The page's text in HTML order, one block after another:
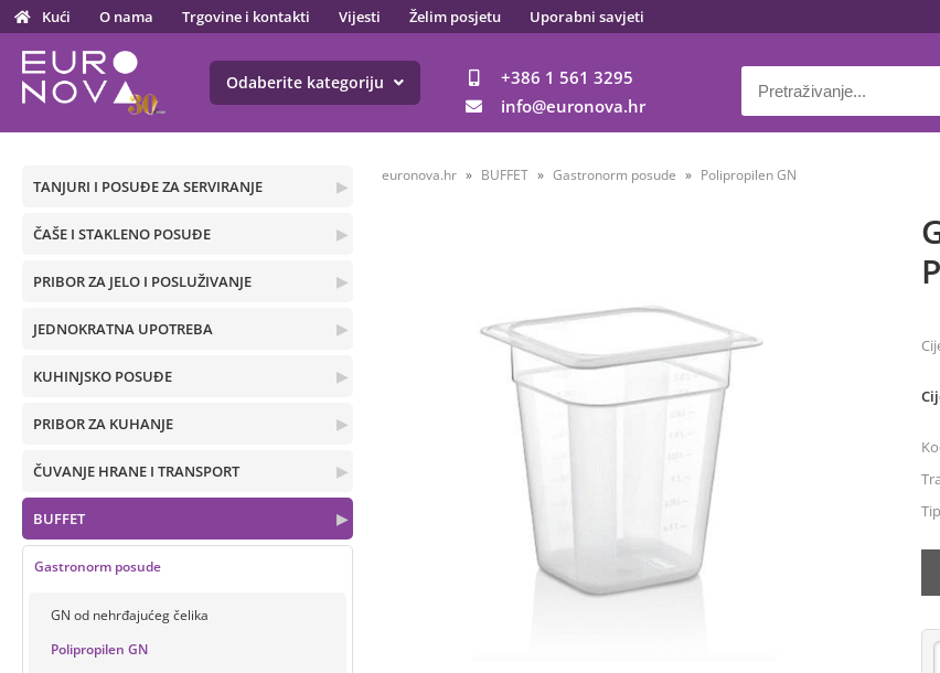
Kući O nama Trgovine i kontakti Vijesti Želim posjetu Uporabni savjeti
+386 1 561 3295
info
euronova.hr
Odaberite kategoriju
▶
TANJURI I POSUĐE ZA SERVIRANJE
▶
ČAŠE I STAKLENO POSUĐE
▶
PRIBOR ZA JELO I POSLUŽIVANJE
▶
JEDNOKRATNA UPOTREBA
▶
KUHINJSKO POSUĐE
▶
PRIBOR ZA KUHANJE
▶
ČUVANJE HRANE I TRANSPORT
▶
BUFFET
Gastronorm posude
GN od nehrđajućeg čelika
Polipropilen GN
euronova.hr BUFFET Gastronorm posude Polipropilen GN